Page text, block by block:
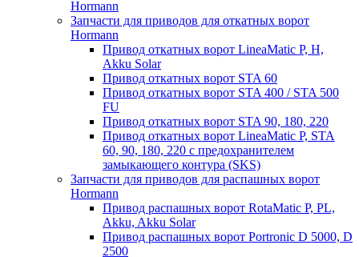
Hormann
Запчасти для приводов для откатных ворот
Hormann
Привод откатных ворот LineaMatic P, H,
Akku Solar
Привод откатных ворот STA 60
Привод откатных ворот STA 400 / STA 500
FU
Привод откатных ворот STA 90, 180, 220
Привод откатных ворот LineaMatic P, STA
60, 90, 180, 220 с предохранителем
замыкающего контура (SKS)
Запчасти для приводов для распашных ворот
Hormann
Привод распашных ворот RotaMatic P, PL,
Akku, Akku Solar
Привод распашных ворот Portronic D 5000, D
2500